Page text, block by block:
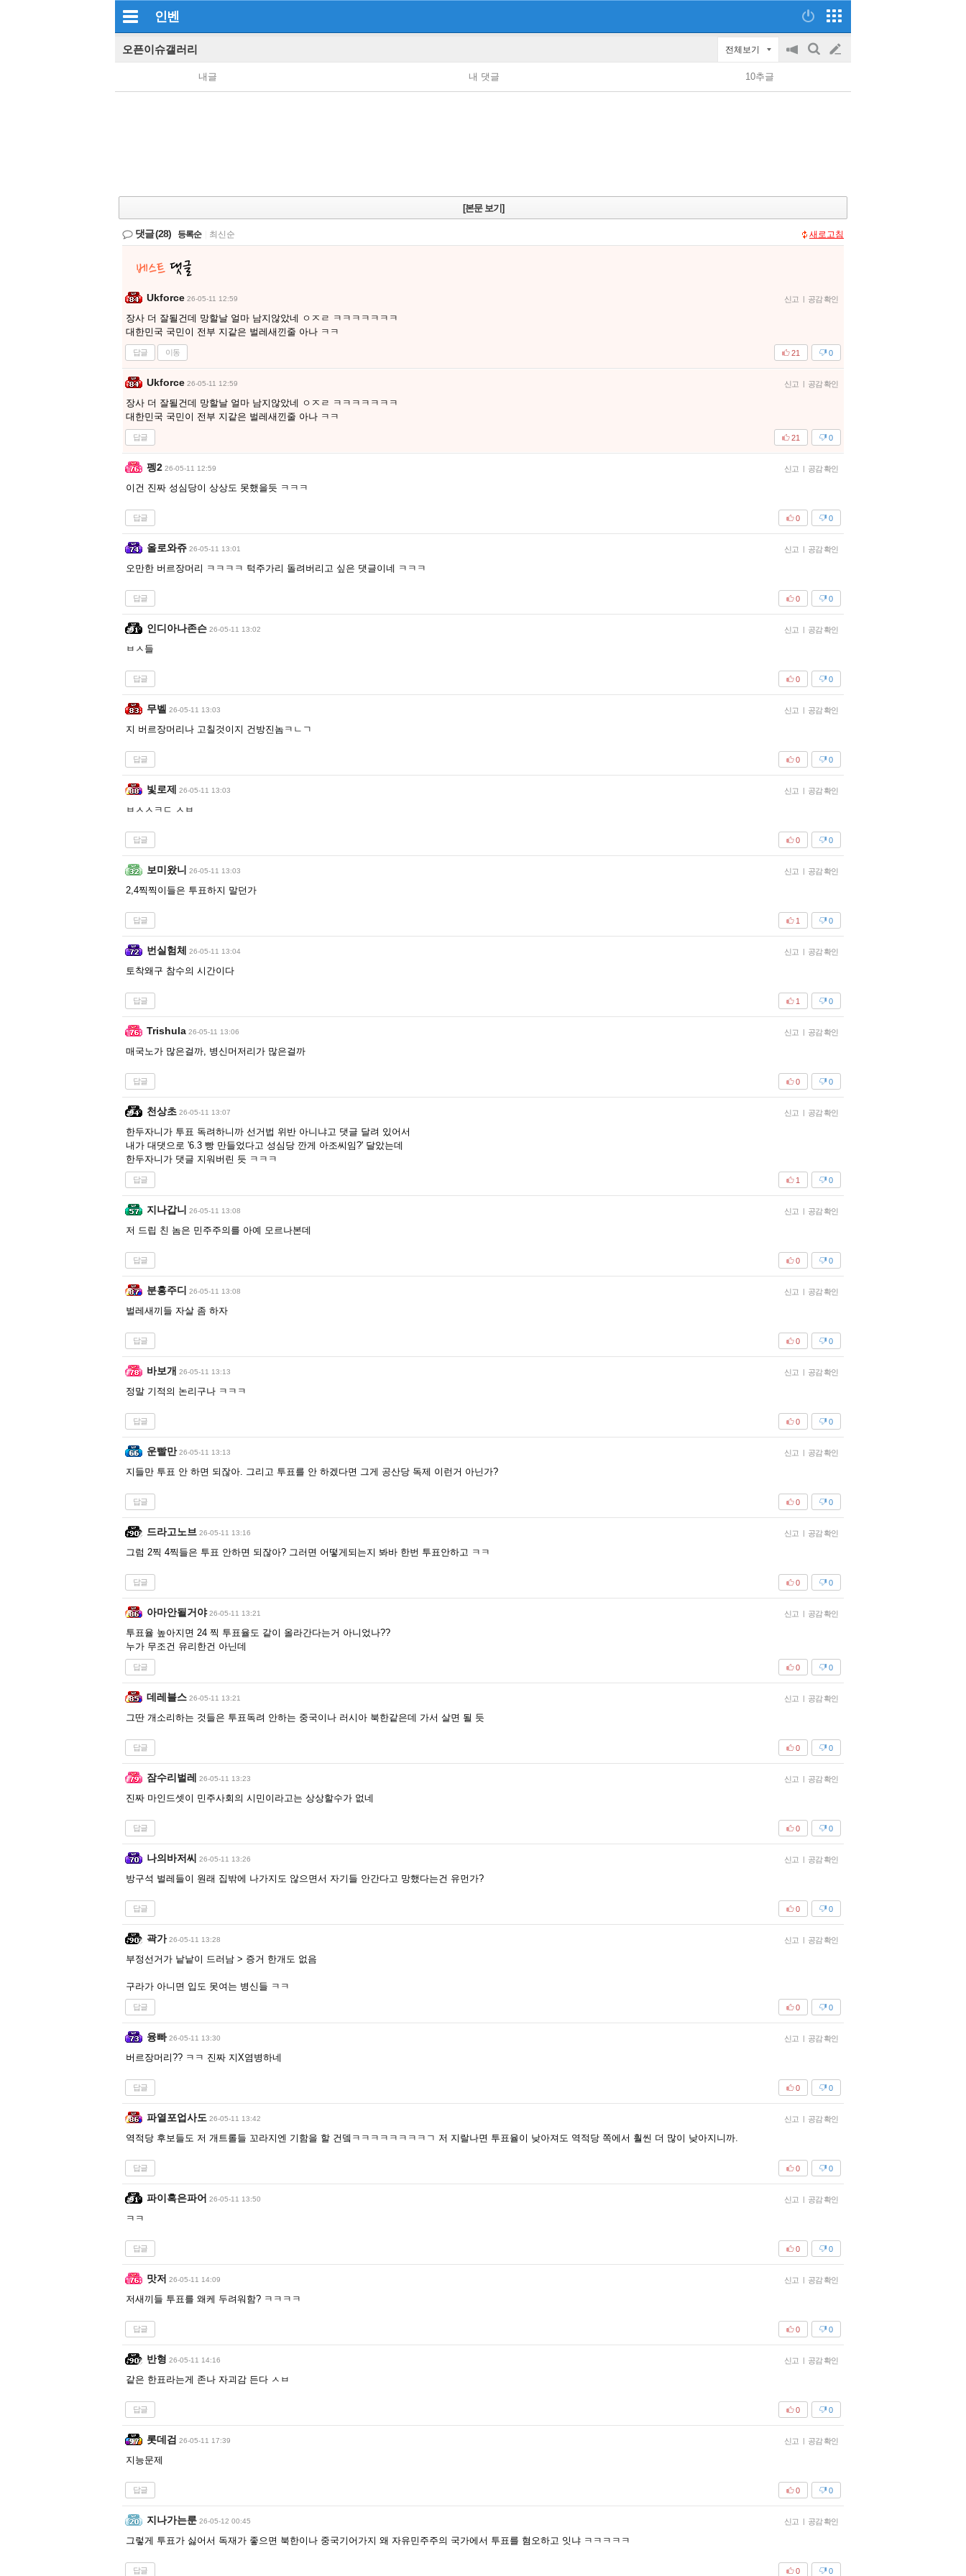
인벤
오픈이슈갤러리 전체보기
공
on/off
검
글
쓰
내글 내 댓글 10추글
[본문 보기]
댓글(28) 등록순 최신순 새로고침
Ukforce 26-05-11 12:59 신고 | 공감 확인
장사 더 잘될건데 망할날 얼마 남지않았네 ㅇㅈㄹ ㅋㅋㅋㅋㅋㅋㅋ
대한민국 국민이 전부 지같은 벌레새낀줄 아나 ㅋㅋ
답글 이동 0
21
Ukforce 26-05-11 12:59 신고 | 공감 확인
장사 더 잘될건데 망할날 얼마 남지않았네 ㅇㅈㄹ ㅋㅋㅋㅋㅋㅋㅋ
대한민국 국민이 전부 지같은 벌레새낀줄 아나 ㅋㅋ
답글 0
21
펭2 26-05-11 12:59 신고 | 공감 확인
이건 진짜 성심당이 상상도 못했을듯 ㅋㅋㅋ
답글 0
0
올로와쥬 26-05-11 13:01 신고 | 공감 확인
오만한 버르장머리 ㅋㅋㅋㅋ 턱주가리 돌려버리고 싶은 댓글이네 ㅋㅋㅋ
답글 0
0
인디아나존슨 26-05-11 13:02 신고 | 공감 확인
ㅂㅅ들
답글 0
0
무벨 26-05-11 13:03 신고 | 공감 확인
지 버르장머리나 고칠것이지 건방진놈ㅋㄴㄱ
답글 0
0
빛로제 26-05-11 13:03 신고 | 공감 확인
ㅂㅅㅅㅋㄷ ㅅㅂ
답글 0
0
보미왔니 26-05-11 13:03 신고 | 공감 확인
2,4찍찍이들은 투표하지 말던가
답글 0
1
번실험체 26-05-11 13:04 신고 | 공감 확인
토착왜구 참수의 시간이다
답글 0
1
Trishula 26-05-11 13:06 신고 | 공감 확인
매국노가 많은걸까, 병신머저리가 많은걸까
답글 0
0
천상초 26-05-11 13:07 신고 | 공감 확인
한두자니가 투표 독려하니까 선거법 위반 아니냐고 댓글 달려 있어서
내가 대댓으로 '6.3 빵 만들었다고 성심당 깐게 아조씨임?' 달았는데
한두자니가 댓글 지워버린 듯 ㅋㅋㅋ
답글 0
1
지나갑니 26-05-11 13:08 신고 | 공감 확인
저 드립 친 놈은 민주주의를 아예 모르나본데
답글 0
0
분홍주디 26-05-11 13:08 신고 | 공감 확인
벌레새끼들 자살 좀 하자
답글 0
0
바보개 26-05-11 13:13 신고 | 공감 확인
정말 기적의 논리구나 ㅋㅋㅋ
답글 0
0
운빨만 26-05-11 13:13 신고 | 공감 확인
지들만 투표 안 하면 되잖아. 그리고 투표를 안 하겠다면 그게 공산당 독제 이런거 아닌가?
답글 0
0
드라고노브 26-05-11 13:16 신고 | 공감 확인
그럼 2찍 4찍들은 투표 안하면 되잖아? 그러면 어떻게되는지 봐바 한번 투표안하고 ㅋㅋ
답글 0
0
아마안될거야 26-05-11 13:21 신고 | 공감 확인
투표율 높아지면 24 찍 투표율도 같이 올라간다는거 아니었나??
누가 무조건 유리한건 아닌데
답글 0
0
데레블스 26-05-11 13:21 신고 | 공감 확인
그딴 개소리하는 것들은 투표독려 안하는 중국이나 러시아 북한같은데 가서 살면 될 듯
답글 0
0
잠수리벌레 26-05-11 13:23 신고 | 공감 확인
진짜 마인드셋이 민주사회의 시민이라고는 상상할수가 없네
답글 0
0
나의바저씨 26-05-11 13:26 신고 | 공감 확인
방구석 벌레들이 원래 집밖에 나가지도 않으면서 자기들 안간다고 망했다는건 유먼가?
답글 0
0
곽가 26-05-11 13:28 신고 | 공감 확인
부정선거가 낱낱이 드러남 > 증거 한개도 없음
구라가 아니면 입도 못여는 병신들 ㅋㅋ
답글 0
0
융빠 26-05-11 13:30 신고 | 공감 확인
버르장머리?? ㅋㅋ 진짜 지X염병하네
답글 0
0
파열포업사도 26-05-11 13:42 신고 | 공감 확인
역적당 후보들도 저 개트롤들 꼬라지엔 기함을 할 건뎈ㅋㅋㅋㅋㅋㅋㅋㅋㄱ 저 지랄나면 투표율이 낮아져도 역적당 쪽에서 훨씬 더 많이 낮아지니까.
답글 0
0
파이혹은파어 26-05-11 13:50 신고 | 공감 확인
ㅋㅋ
답글 0
0
맛저 26-05-11 14:09 신고 | 공감 확인
저새끼들 투표를 왜케 두려워함? ㅋㅋㅋㅋ
답글 0
0
반형 26-05-11 14:16 신고 | 공감 확인
같은 한표라는게 존나 자괴감 든다 ㅅㅂ
답글 0
0
롯데검 26-05-11 17:39 신고 | 공감 확인
지능문제
답글 0
0
지나가는룬 26-05-12 00:45 신고 | 공감 확인
그렇게 투표가 싫어서 독재가 좋으면 북한이나 중국기어가지 왜 자유민주주의 국가에서 투표를 혐오하고 잇냐 ㅋㅋㅋㅋㅋ
답글 0
0